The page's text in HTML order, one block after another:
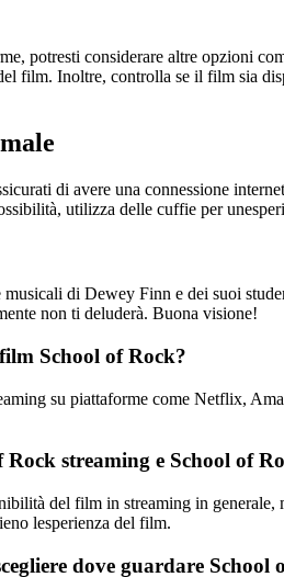
potresti considerare altre opzioni
film. Inoltre, controlla se il film sia
di avere una connessione
utilizza delle cuffie per
di Dewey Finn e dei suoi
non ti deluderà. Buona visione!
School of Rock?
su piattaforme come Netflix,
streaming e School of
del film in streaming in
lesperienza del film.
dove guardare School